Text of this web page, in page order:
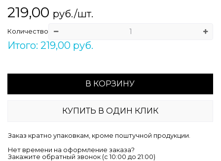
219,00 руб./шт.
Количество
Итого: 219,00 руб.
В КОРЗИНУ
КУПИТЬ В ОДИН КЛИК
Заказ кратно упаковкам, кроме поштучной продукции.
Нет времени на оформление заказа?
Закажите обратный звонок (c 10:00 до 21:00)